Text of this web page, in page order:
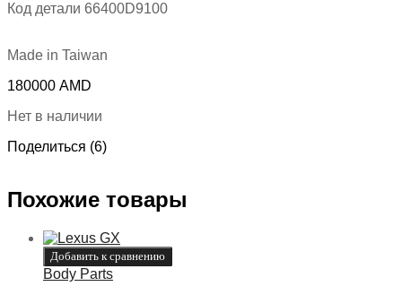
Код детали 66400D9100
Made in Taiwan
180000 AMD
Нет в наличии
Поделиться (6)
Похожие товары
Добавить к сравнению
Body Parts